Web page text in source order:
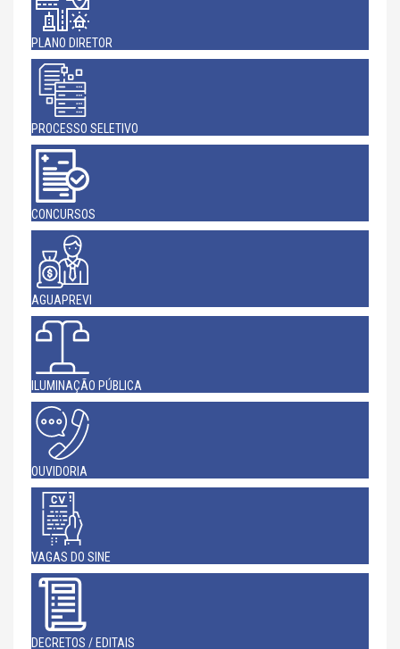
PLANO DIRETOR
PROCESSO SELETIVO
CONCURSOS
AGUAPREVI
ILUMINAÇÃO PÚBLICA
OUVIDORIA
VAGAS DO SINE
DECRETOS / EDITAIS